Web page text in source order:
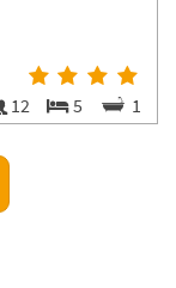
12 5 1